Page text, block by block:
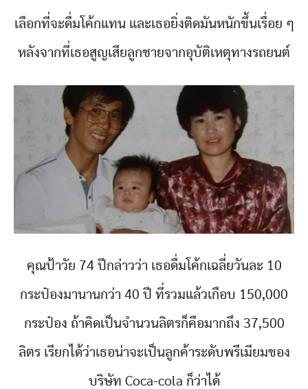
เลือกที่จะดื่มโค้กแทน และเธอยิ่งติดมันหนักขึ้นเรื่อย ๆ
หลังจากที่เธอสูญเสียลูกชายจากอุบัติเหตุทางรถยนต์
คุณป้าวัย 74 ปีกล่าวว่า เธอดื่มโค้กเฉลี่ยวันละ 10
กระป๋องมานานกว่า 40 ปี ที่รวมแล้วเกือบ 150,000
กระป๋อง ถ้าคิดเป็นจำนวนลิตรก็คือมากถึง 37,500
ลิตร เรียกได้ว่าเธอน่าจะเป็นลูกค้าระดับพรีเมียมของ
บริษัท Coca-cola ก็ว่าได้